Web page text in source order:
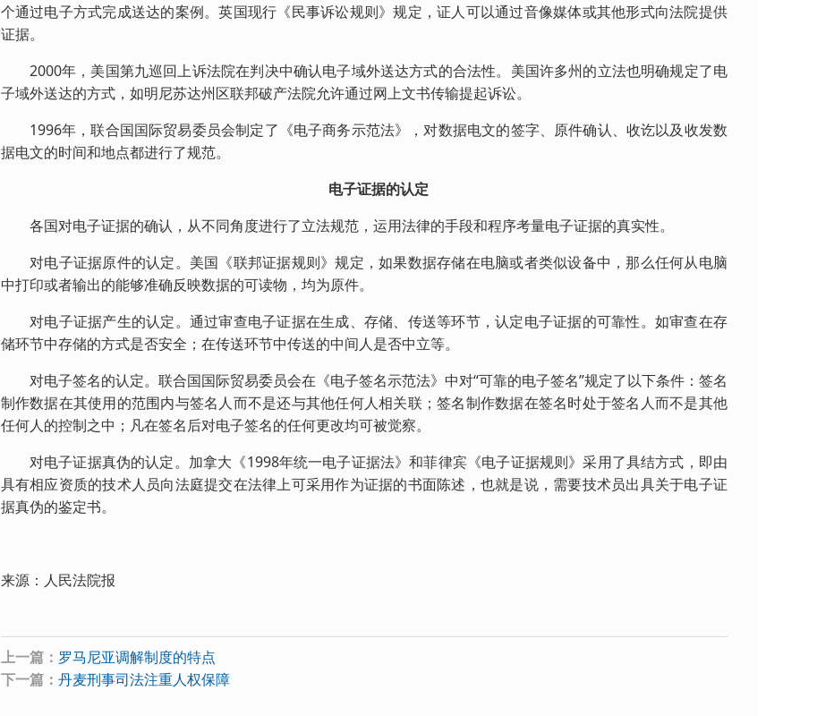
个通过电子方式完成送达的案例。英国现行《民事诉讼规则》规定，证人可以通过音像媒体或其他形式向法院提供
证据。
2000年，美国第九巡回上诉法院在判决中确认电子域外送达方式的合法性。美国许多州的立法也明确规定了电
子域外送达的方式，如明尼苏达州区联邦破产法院允许通过网上文书传输提起诉讼。
1996年，联合国国际贸易委员会制定了《电子商务示范法》，对数据电文的签字、原件确认、收讫以及收发数
据电文的时间和地点都进行了规范。
电子证据的认定
各国对电子证据的确认，从不同角度进行了立法规范，运用法律的手段和程序考量电子证据的真实性。
对电子证据原件的认定。美国《联邦证据规则》规定，如果数据存储在电脑或者类似设备中，那么任何从电脑
中打印或者输出的能够准确反映数据的可读物，均为原件。
对电子证据产生的认定。通过审查电子证据在生成、存储、传送等环节，认定电子证据的可靠性。如审查在存
储环节中存储的方式是否安全；在传送环节中传送的中间人是否中立等。
对电子签名的认定。联合国国际贸易委员会在《电子签名示范法》中对“可靠的电子签名”规定了以下条件：签名
制作数据在其使用的范围内与签名人而不是还与其他任何人相关联；签名制作数据在签名时处于签名人而不是其他
任何人的控制之中；凡在签名后对电子签名的任何更改均可被觉察。
对电子证据真伪的认定。加拿大《1998年统一电子证据法》和菲律宾《电子证据规则》采用了具结方式，即由
具有相应资质的技术人员向法庭提交在法律上可采用作为证据的书面陈述，也就是说，需要技术员出具关于电子证
据真伪的鉴定书。
来源：人民法院报
上一篇： 罗马尼亚调解制度的特点
下一篇： 丹麦刑事司法注重人权保障